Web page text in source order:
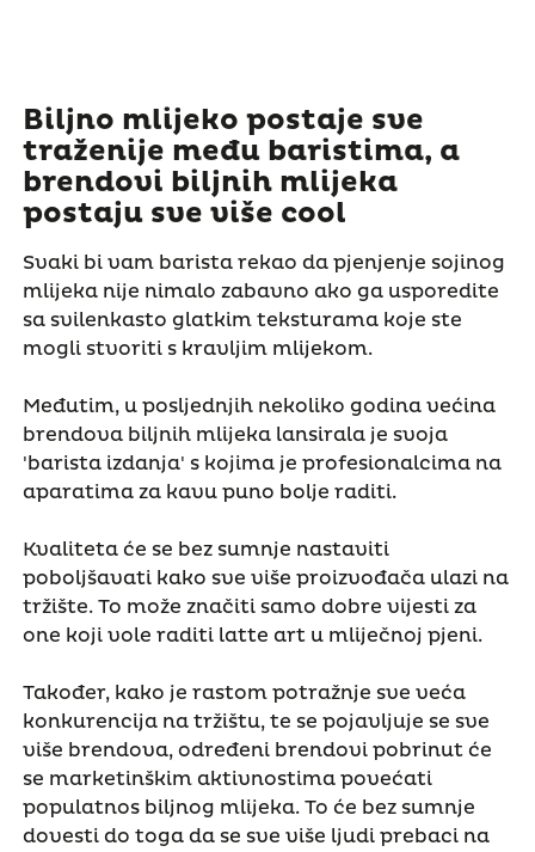
Biljno mlijeko postaje sve
traženije među baristima, a
brendovi biljnih mlijeka
postaju sve više cool
Svaki bi vam barista rekao da pjenjenje sojinog
mlijeka nije nimalo zabavno ako ga usporedite
sa svilenkasto glatkim teksturama koje ste
mogli stvoriti s kravljim mlijekom.
Međutim, u posljednjih nekoliko godina većina
brendova biljnih mlijeka lansirala je svoja
'barista izdanja' s kojima je profesionalcima na
aparatima za kavu puno bolje raditi.
Kvaliteta će se bez sumnje nastaviti
poboljšavati kako sve više proizvođača ulazi na
tržište. To može značiti samo dobre vijesti za
one koji vole raditi latte art u mliječnoj pjeni.
Također, kako je rastom potražnje sve veća
konkurencija na tržištu, te se pojavljuje se sve
više brendova, određeni brendovi pobrinut će
se marketinškim aktivnostima povećati
populatnos biljnog mlijeka. To će bez sumnje
dovesti do toga da se sve više ljudi prebaci na